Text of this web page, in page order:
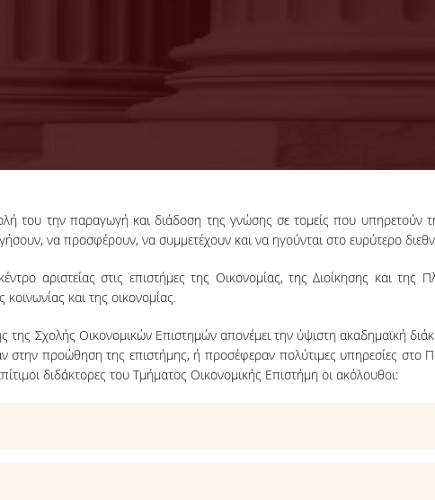
του την παραγωγή και διάδοση της γνώσης σε τομείς που υπηρετούν
να προσφέρουν, να συμμετέχουν και να ηγούνται στο ευρύτερο
αριστείας στις επιστήμες της Οικονομίας, της Διοίκησης και
και της οικονομίας.
της Σχολής Οικονομικών Επιστημών απονέμει την ύψιστη ακαδημαϊκή
στην προώθηση της επιστήμης, ή προσέφεραν πολύτιμες υπηρεσίες στο
διδάκτορες του Τμήματος Οικονομικής Επιστήμη οι ακόλουθοι: